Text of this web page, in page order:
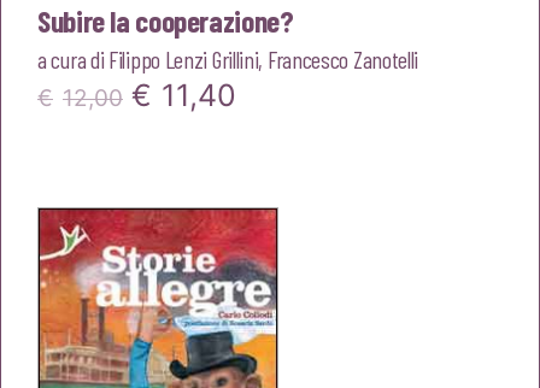
Subire la cooperazione?
a cura di Filippo Lenzi Grillini, Francesco Zanotelli
€ 12,00 Il
era:
€12,00.
€ 11,40
è:
€11,40.